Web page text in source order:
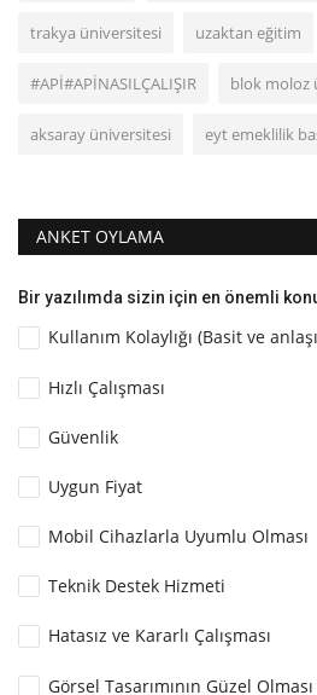
trakya üniversitesi uzaktan eğitim
#APİ#APİNASILÇALIŞIR blok moloz
aksaray üniversitesi eyt emeklilik
ANKET OYLAMA
Bir yazılımda sizin için en önemli
Kullanım Kolaylığı (Basit ve
Hızlı Çalışması
Güvenlik
Uygun Fiyat
Mobil Cihazlarla Uyumlu Olması
Teknik Destek Hizmeti
Hatasız ve Kararlı Çalışması
Görsel Tasarımının Güzel Olması